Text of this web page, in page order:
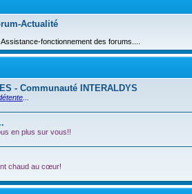
Actualité
fonctionnement des forums....
- Communauté INTERALDYS
en plus sur vous!!
chaud au cœur!